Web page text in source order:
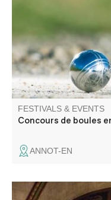
FESTIVALS & EVENTS
Concours de boules
ANNOT-EN